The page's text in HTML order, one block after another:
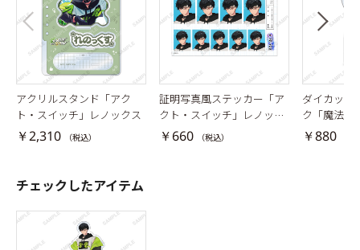
アクリルスタンド「アク
ト・スイッチ」レノックス
￥2,310 （税込）
証明写真風ステッカー「ア
クト・スイッチ」レノック
ス
￥660 （税込）
ダイカット
ク「魔法戦
レノックス
￥880
チェックしたアイテム